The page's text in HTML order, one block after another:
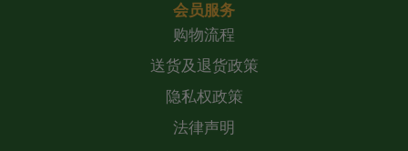
会员服务
购物流程
送货及退货政策
隐私权政策
法律声明